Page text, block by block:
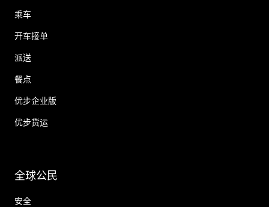
乘车
开车接单
派送
餐点
优步企业版
优步货运
全球公民
安全